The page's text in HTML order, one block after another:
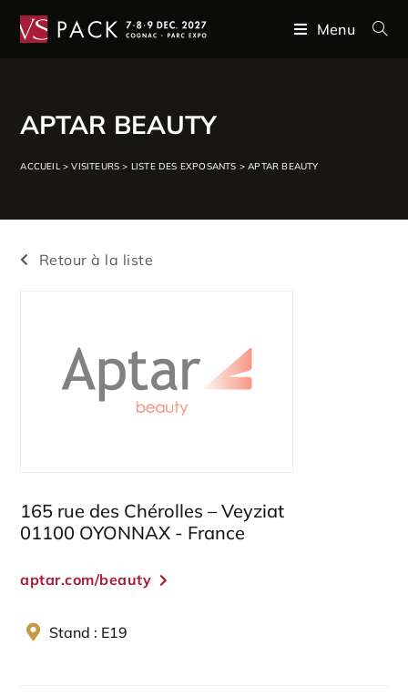
Menu
APTAR BEAUTY
ACCUEIL>VISITEURS > LISTE DES EXPOSANTS >APTAR BEAUTY
Retour à la liste
165 rue des Chérolles – Veyziat
01100 OYONNAX - France
aptar.com/beauty
Stand : E19